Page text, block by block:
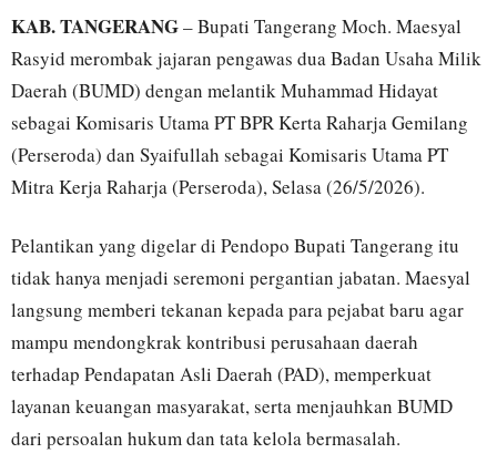
KAB. TANGERANG– Bupati Tangerang Moch. Maesyal
Rasyid merombak jajaran pengawas dua Badan Usaha Milik
Daerah (BUMD) dengan melantik Muhammad Hidayat
sebagai Komisaris Utama PT BPR Kerta Raharja Gemilang
(Perseroda) dan Syaifullah sebagai Komisaris Utama PT
Mitra Kerja Raharja (Perseroda), Selasa (26/5/2026).
Pelantikan yang digelar di Pendopo Bupati Tangerang itu
tidak hanya menjadi seremoni pergantian jabatan. Maesyal
langsung memberi tekanan kepada para pejabat baru agar
mampu mendongkrak kontribusi perusahaan daerah
terhadap Pendapatan Asli Daerah (PAD), memperkuat
layanan keuangan masyarakat, serta menjauhkan BUMD
dari persoalan hukum dan tata kelola bermasalah.